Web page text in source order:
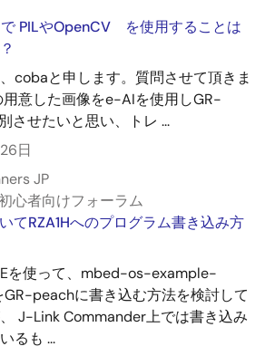
PILやOpenCV を使用することは
cobaと申します。質問させて頂きま
用意した画像をe-AIを使用しGR-
させたいと思い、トレ ...
日
JP
心者向けフォーラム
てRZA1Hへのプログラム書き込み方
を使って、mbed-os-example-
peachに書き込む方法を検討して
J-Link Commander上では書き込み
るも ...